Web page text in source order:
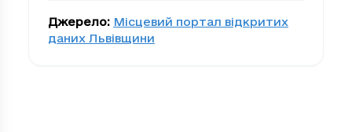
Джерело: Місцевий портал відкритих
даних Львівщини